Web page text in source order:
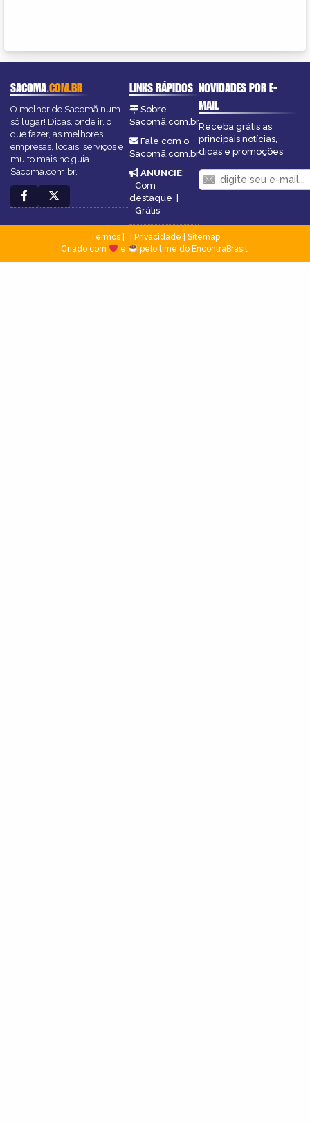
SACOMA.COM.BR
O melhor de Sacomã num
só lugar! Dicas, onde ir, o
que fazer, as melhores
empresas, locais, serviços e
muito mais no guia
Sacoma.com.br.
LINKS RÁPIDOS
Sobre
Sacomã.com.br
Fale com o
Sacomã.com.br
ANUNCIE:
Com
destaque |
Grátis
NOVIDADES POR E-
MAIL
Receba grátis as
principais notícias,
dicas e promoções
Termos Privacidade
Sitemap
Criado com
e pelo time do EncontraBrasil